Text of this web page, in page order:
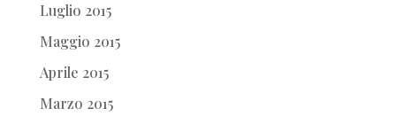
Luglio 2015
Maggio 2015
Aprile 2015
Marzo 2015